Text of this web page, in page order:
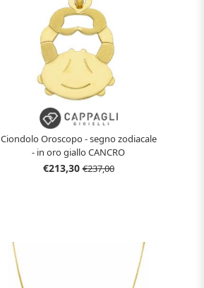
Ciondolo Oroscopo - segno zodiacale
- in oro giallo CANCRO
€213,30€237,00